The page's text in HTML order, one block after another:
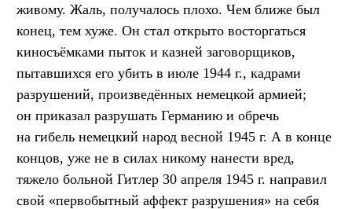
живому. Жаль, получалось плохо. Чем ближе был
конец, тем хуже. Он стал открыто восторгаться
киносъёмками пыток и казней заговорщиков,
пытавшихся его убить в июле 1944 г., кадрами
разрушений, произведённых немецкой армией;
он приказал разрушать Германию и обречь
на гибель немецкий народ весной 1945 г. А в конце
концов, уже не в силах никому нанести вред,
тяжело больной Гитлер 30 апреля 1945 г. направил
свой «первобытный аффект разрушения» на себя